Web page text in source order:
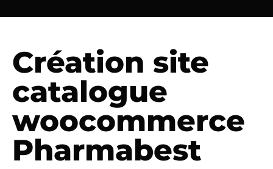
Création site
catalogue
woocommerce
Pharmabest